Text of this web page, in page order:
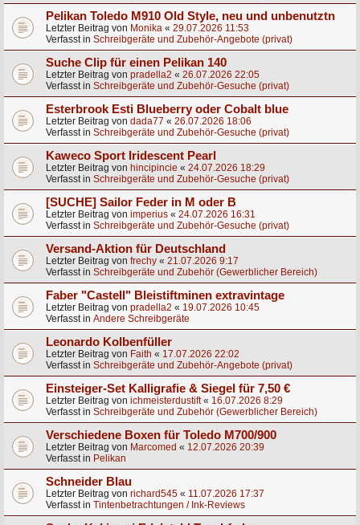
Pelikan Toledo M910 Old Style, neu und unbenutztn
Letzter Beitrag von Monika « 29.07.2026 11:53
Verfasst in Schreibgeräte und Zubehör-Angebote (privat)
Suche Clip für einen Pelikan 140
Letzter Beitrag von pradella2 « 26.07.2026 22:05
Verfasst in Schreibgeräte und Zubehör-Gesuche (privat)
Esterbrook Esti Blueberry oder Cobalt blue
Letzter Beitrag von dada77 « 26.07.2026 18:06
Verfasst in Schreibgeräte und Zubehör-Gesuche (privat)
Kaweco Sport Iridescent Pearl
Letzter Beitrag von hincipincie « 24.07.2026 18:29
Verfasst in Schreibgeräte und Zubehör-Gesuche (privat)
[SUCHE] Sailor Feder in M oder B
Letzter Beitrag von imperius « 24.07.2026 16:31
Verfasst in Schreibgeräte und Zubehör-Gesuche (privat)
Versand-Aktion für Deutschland
Letzter Beitrag von frechy « 21.07.2026 9:17
Verfasst in Schreibgeräte und Zubehör (Gewerblicher Bereich)
Faber "Castell" Bleistiftminen extravintage
Letzter Beitrag von pradella2 « 19.07.2026 10:45
Verfasst in Andere Schreibgeräte
Leonardo Kolbenfüller
Letzter Beitrag von Faith « 17.07.2026 22:02
Verfasst in Schreibgeräte und Zubehör-Angebote (privat)
Einsteiger-Set Kalligrafie & Siegel für 7,50 €
Letzter Beitrag von ichmeisterdustift« 16.07.2026 8:29
Verfasst in Schreibgeräte und Zubehör (Gewerblicher Bereich)
Verschiedene Boxen für Toledo M700/900
Letzter Beitrag von Marcomed « 12.07.2026 20:39
Verfasst in Pelikan
Schneider Blau
Letzter Beitrag von richard545 « 11.07.2026 17:37
Verfasst in Tintenbetrachtungen / Ink-Reviews